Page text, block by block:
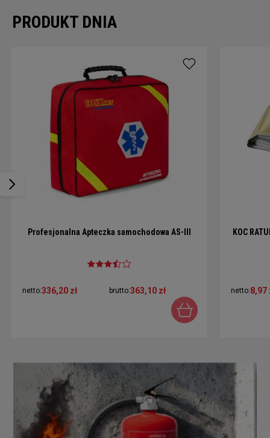
PRODUKT DNIA
Profesjonalna Apteczka samochodowa AS-III
netto:336,20 zł brutto:363,10 zł
KOC
netto:8,97